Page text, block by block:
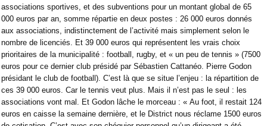
associations sportives, et des subventions pour un montant global de 65
000 euros par an, somme répartie en deux postes : 26 000 euros donnés
aux associations, indistinctement de l’activité mais simplement selon le
nombre de licenciés. Et 39 000 euros qui représentent les vrais choix
prioritaires de la municipalité : football, rugby, et « un peu de tennis » (7500
euros pour ce dernier club présidé par Sébastien Cattanéo. Pierre Godon
présidant le club de football). C’est là que se situe l’enjeu : la répartition de
ces 39 000 euros. Car le tennis veut plus. Mais il n’est pas le seul : les
associations vont mal. Et Godon lâche le morceau : « Au foot, il restait 124
euros en caisse la semaine dernière, et le District nous réclame 1500 euros